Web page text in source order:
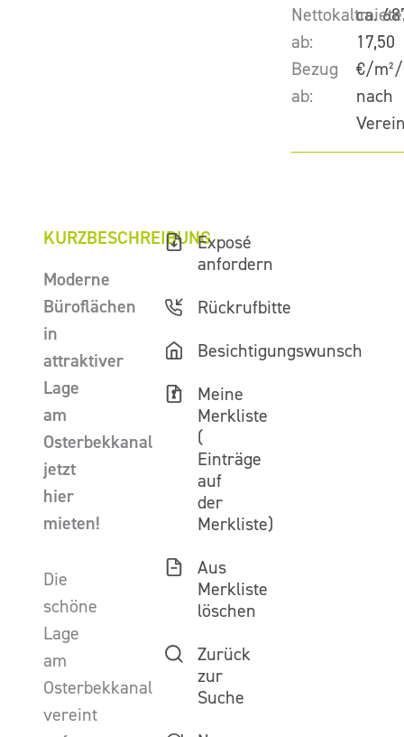
ca.
Nettokaltmiete
ab:
17,50
€/
Bezug
ab:
nach
KURZBESCHREIBUNG
Moderne
Büroflächen
in
attraktiver
Lage
am
Osterbekkanal
jetzt
hier
mieten!
Die
schöne
Lage
am
Osterbekkanal
vereint
Exposé
anfordern
Rückrufbitte
Besichtigungswunsch
Meine
Merkliste
(
Einträge
auf
der
Merkliste)
Aus
Merkliste
löschen
Zurück
zur
Suche